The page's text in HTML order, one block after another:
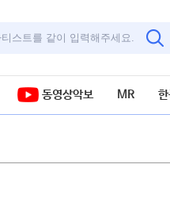
동영상악보 MR